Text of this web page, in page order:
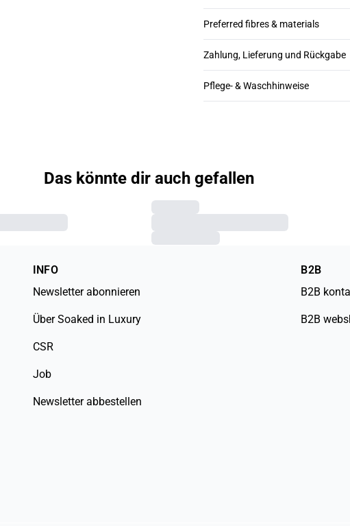
Preferred fibres & materials
Zahlung, Lieferung und Rückgabe
Pflege- & Waschhinweise
Das könnte dir auch gefallen
INFO
Newsletter abonnieren
Über Soaked in Luxury
CSR
Job
Newsletter abbestellen
B2B
B2B
B2B